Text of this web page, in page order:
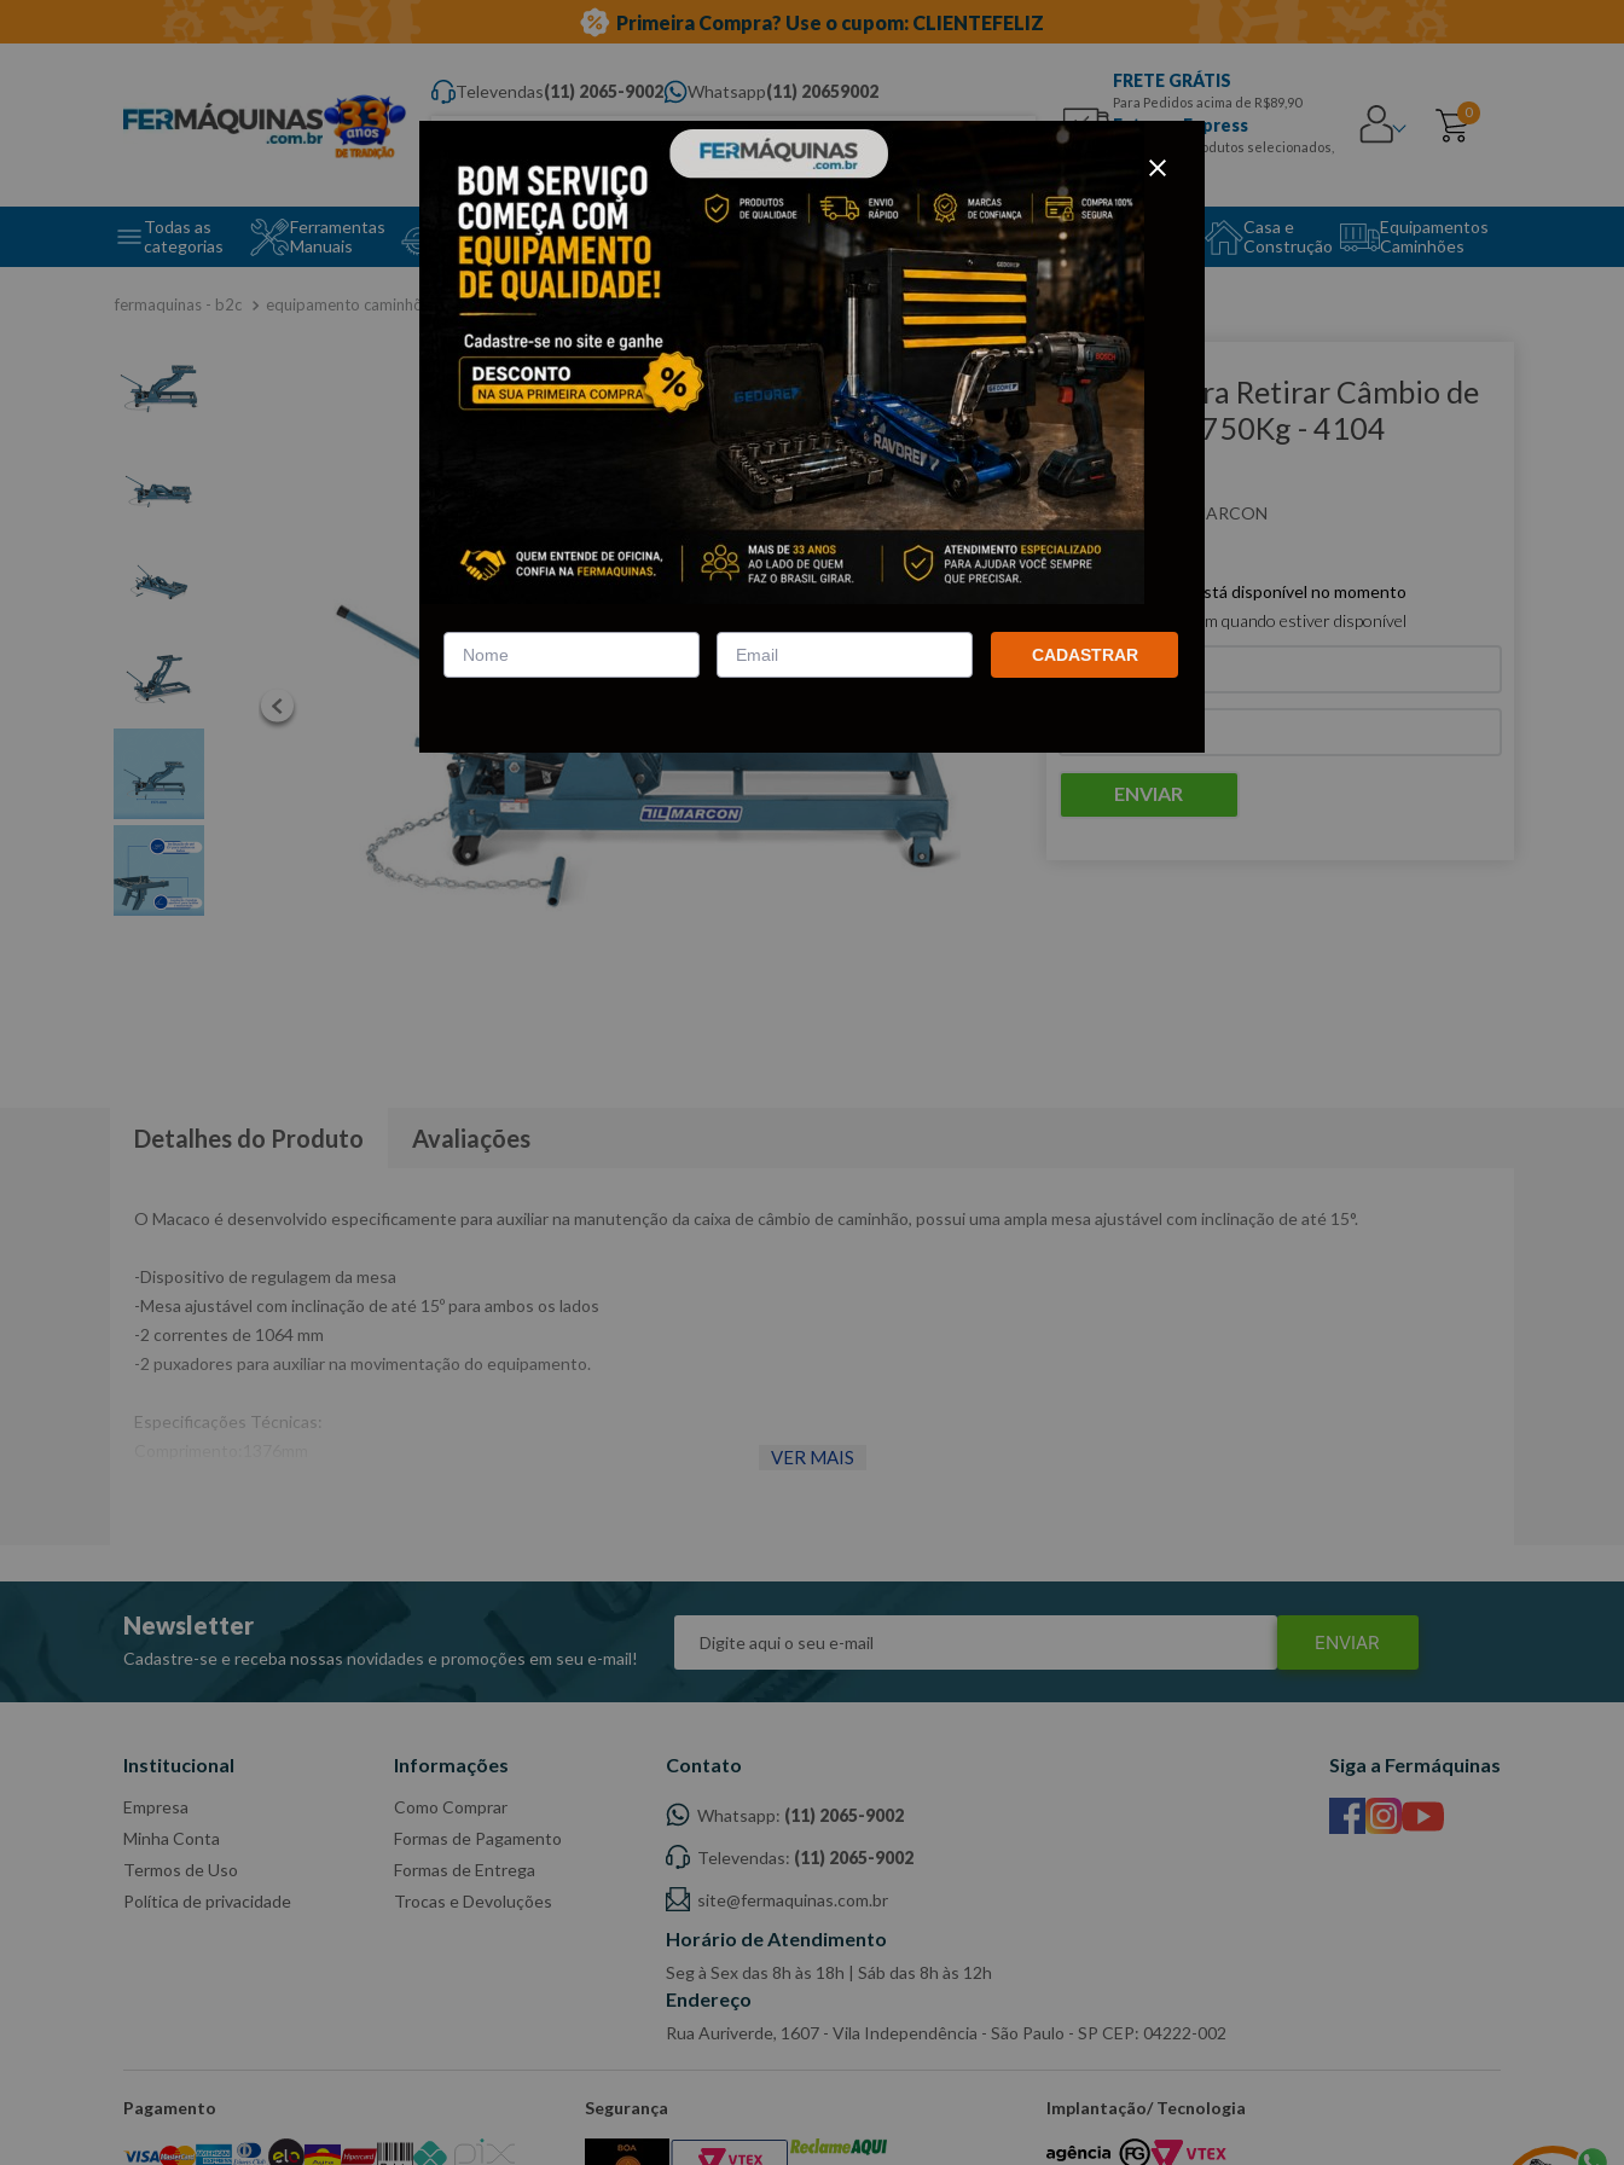
Primeira Compra? Use o cupom: CLIENTEFELIZ
Televendas(11) 2065-9002 Whatsapp(11) 20659002
Digite aqui o que você procura...
FRETE GRÁTIS
Para Pedidos acima de R$89,90
Entrega Express
para CEPS e produtos selecionados,
Aproveite!
0
Todas as
categorias
Ferramentas
Manuais
Ferramentas Elétricas
e Máquinas
Ferramentas
Ferramentas
Automotivas Especiais
Equipamento
Auto Center
Casa e
Construção
Equipamentos
Caminhões
equipamento caminhões macaco câmbio l. pesada
Clique e veja!
Macaco para Retirar Câmbio de
Caminhão 750Kg - 4104
MARCON
:4104 MARCON
Este produto não está disponível no momento
Quero que me avisem quando estiver disponível
ENVIAR
Detalhes do Produto Avaliações
O Macaco é desenvolvido especificamente para auxiliar na manutenção da caixa de câmbio de caminhão, possui uma ampla mesa ajustável com inclinação de até 15°.
-Dispositivo de regulagem da mesa
-Mesa ajustável com inclinação de até 15º para ambos os lados
-2 correntes de 1064 mm
-2 puxadores para auxiliar na movimentação do equipamento.
Especificações Técnicas:
Tamanho da mesa: 490mm x 445mm
Tipo de rodas: Rodas de ferro
Peso: 86Kg
-Todas as informações divulgadas são de responsabilidade do Fabricante/Fornecedor.
VER MAIS
Newsletter
Cadastre-se e receba nossas novidades e promoções em seu e-mail!
ENVIAR
Institucional
Empresa
Minha Conta
Termos de Uso
Política de privacidade
Informações
Como Comprar
Formas de Pagamento
Formas de Entrega
Trocas e Devoluções
Contato
Whatsapp: (11) 2065-9002
Televendas: (11) 2065-9002
site@fermaquinas.com.br
Horário de Atendimento
Seg à Sex das 8h às 18h | Sáb das 8h às 12h
Endereço
Rua Auriverde, 1607 - Vila Independência - São Paulo - SP CEP: 04222-002
Siga a Fermáquinas
Pagamento Segurança Implantação/ Tecnologia
CADASTRAR